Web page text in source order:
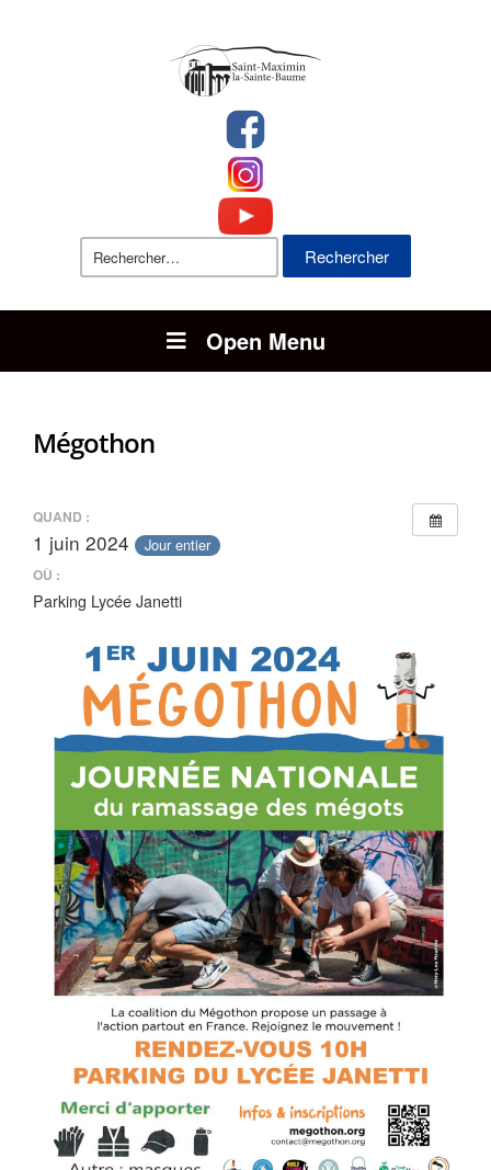
Rechercher :
Open Menu
Mégothon
QUAND :
1 juin 2024 Jour entier
OÙ :
Parking Lycée Janetti